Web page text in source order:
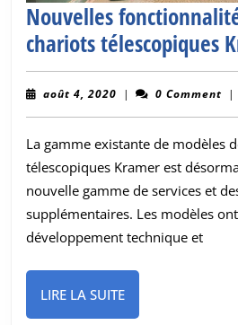
Nouvelles
chariots télescopiques
août 4, 2020 août
| 0 Comment |
La gamme existante de modèles
télescopiques Kramer est
nouvelle gamme de services et
supplémentaires. Les modèles
développement technique et
LIRE LA SUITELIRE
LA